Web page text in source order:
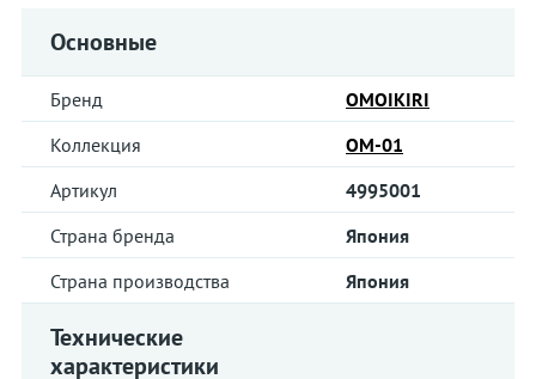
Основные
Бренд
OMOIKIRI
Коллекция
OM-01
Артикул
4995001
Страна бренда
Япония
Страна производства
Япония
Технические
характеристики